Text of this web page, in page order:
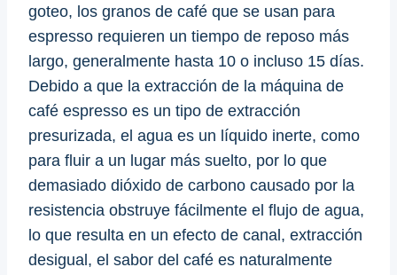
goteo, los granos de café que se usan para
espresso requieren un tiempo de reposo más
largo, generalmente hasta 10 o incluso 15 días.
Debido a que la extracción de la máquina de
café espresso es un tipo de extracción
presurizada, el agua es un líquido inerte, como
para fluir a un lugar más suelto, por lo que
demasiado dióxido de carbono causado por la
resistencia obstruye fácilmente el flujo de agua,
lo que resulta en un efecto de canal, extracción
desigual, el sabor del café es naturalmente